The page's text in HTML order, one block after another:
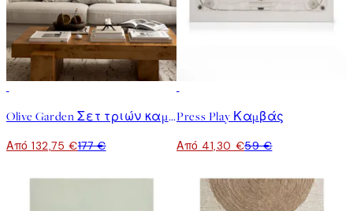
Olive Garden Σετ τριών καμβάδων
Από 132,75 €177 €
Press Play Καμβάς
Από 41,30 €59 €